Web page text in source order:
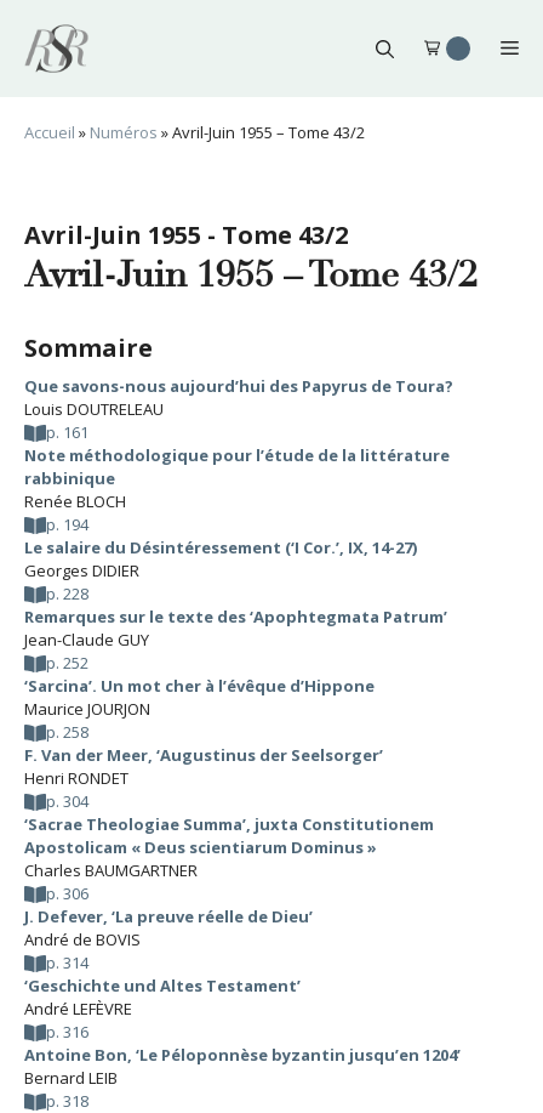
contenu
Accueil » Numéros »Avril-Juin 1955 – Tome 43/2
Avril-Juin 1955 - Tome 43/2
Avril-Juin 1955 – Tome 43/2
Sommaire
Que savons-nous aujourd’hui des Papyrus de Toura?
Louis DOUTRELEAU
p. 161
Note méthodologique pour l’étude de la littérature
rabbinique
Renée BLOCH
p. 194
Le salaire du Désintéressement (‘I Cor.’, IX, 14-27)
Georges DIDIER
p. 228
Remarques sur le texte des ‘Apophtegmata Patrum’
Jean-Claude GUY
p. 252
‘Sarcina’. Un mot cher à l’évêque d’Hippone
Maurice JOURJON
p. 258
F. Van der Meer, ‘Augustinus der Seelsorger’
Henri RONDET
p. 304
‘Sacrae Theologiae Summa’, juxta Constitutionem
Apostolicam « Deus scientiarum Dominus »
Charles BAUMGARTNER
p. 306
J. Defever, ‘La preuve réelle de Dieu’
André de BOVIS
p. 314
‘Geschichte und Altes Testament’
André LEFÈVRE
p. 316
Antoine Bon, ‘Le Péloponnèse byzantin jusqu’en 1204’
Bernard LEIB
p. 318